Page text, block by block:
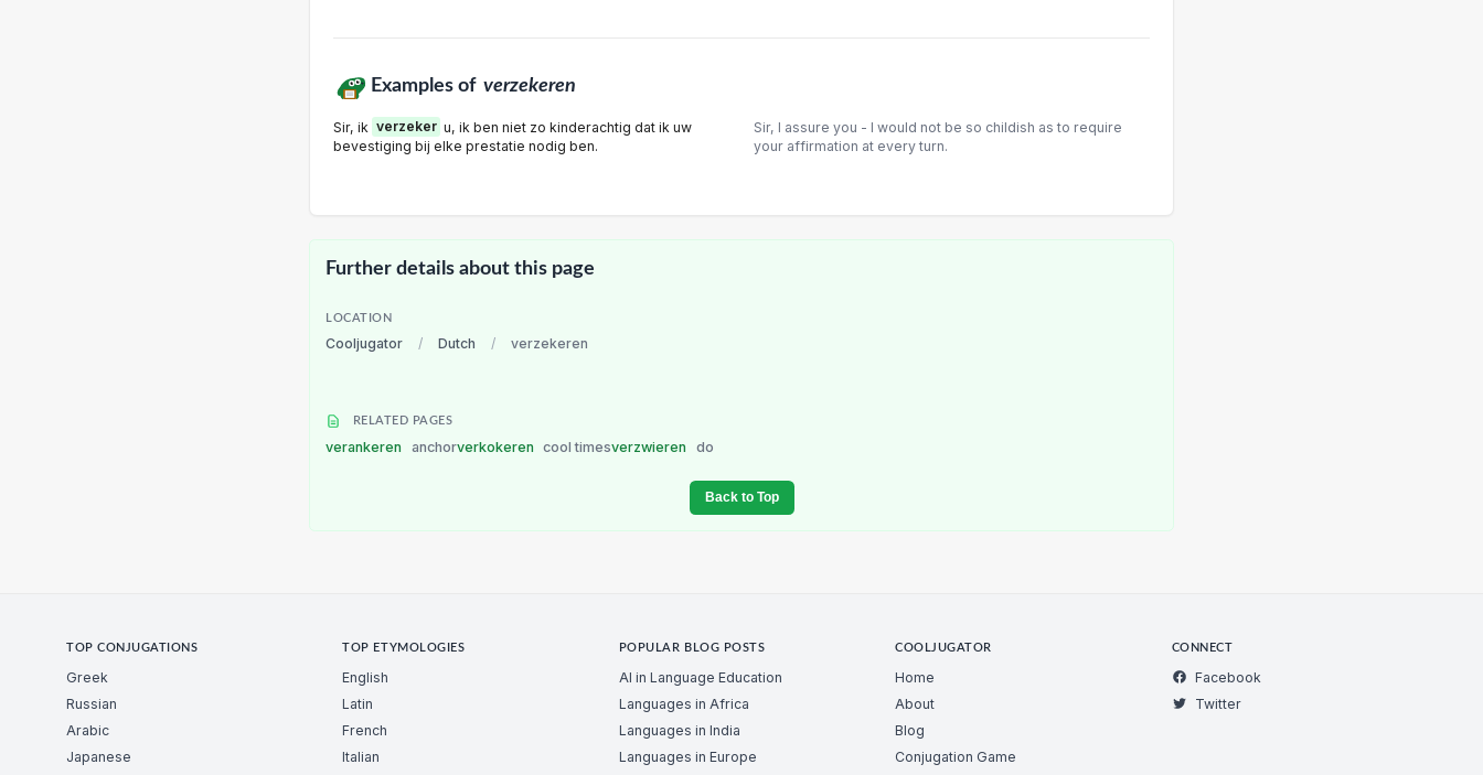
Examples of verzekeren
Sir, ik verzeker u, ik ben niet zo kinderachtig dat ik uw
bevestiging bij elke prestatie nodig ben.
Sir, I assure you - I would not be so childish as to require
your affirmation at every turn.
Further details about this page
LOCATION
Cooljugator / Dutch / verzekeren
RELATED PAGES
verankeren anchorverkokeren cool timesverzwieren do
Back to Top
TOP CONJUGATIONS
Greek
Russian
Arabic
Japanese
TOP ETYMOLOGIES
English
Latin
French
Italian
POPULAR BLOG POSTS
AI in Language Education
Languages in Africa
Languages in India
Languages in Europe
COOLJUGATOR
Home
About
Blog
Conjugation Game
CONNECT
Facebook
Twitter